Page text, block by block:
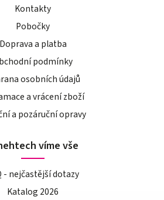
Kontakty
Pobočky
Doprava a platba
podmínky
osobních údajů
a vrácení zboží
a pozáruční opravy
víme vše
- nejčastější dotazy
Katalog 2026